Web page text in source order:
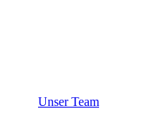
Unser Team